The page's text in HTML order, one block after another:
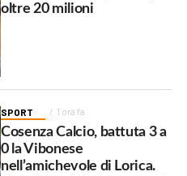
oltre 20 milioni
SPORT 1 ora fa
Cosenza Calcio, battuta 3 a
0 la Vibonese
nell’amichevole di Lorica.